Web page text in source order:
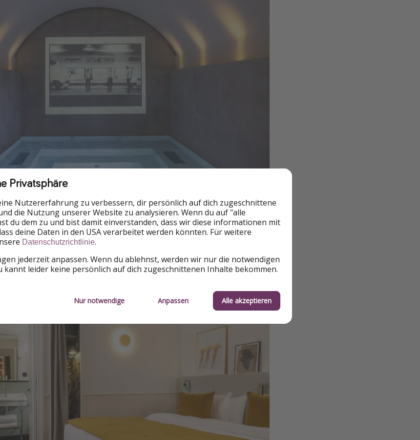
Spaauf Anfragetäglich bis Mitternacht für 50 Minuten mieten
einzigartiges Erlebnis genießen.
Privatsphäre
Nutzererfahrung zu verbessern, dir persönlich auf dich zugeschnittene
die Nutzung unserer Website zu analysieren. Wenn du auf "alle
du dem zu und bist damit einverstanden, dass wir diese informationen mit
deine Daten in den USA verarbeitet werden könnten. Für weitere
Datenschutzrichtlinie.
jederzeit anpassen. Wenn du ablehnst, werden wir nur die notwendigen
kannt leider keine persönlich auf dich zugeschnittenen Inhalte bekommen.
Nur notwendige Anpassen Alle akzeptieren